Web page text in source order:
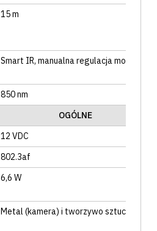
15m
Smart IR, manualna regulacja mocy
850nm
OGÓLNE
12 VDC
802.3af
6,6 W
Metal (kamera) i tworzywo sztuczne